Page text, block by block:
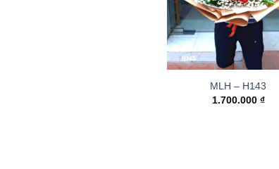
MLH – H143
1.700.000 ₫